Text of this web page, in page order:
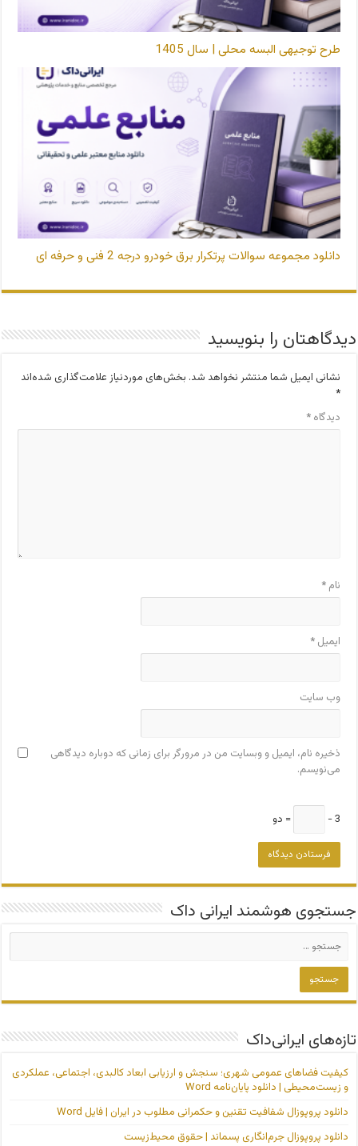
طرح توجیهی البسه محلی | سال 1405
دانلود مجموعه سوالات پرتکرار برق خودرو درجه 2 فنی و حرفه ای
دیدگاهتان را بنویسید
نشانی ایمیل شما منتشر نخواهد شد. بخش‌های موردنیاز علامت‌گذاری شده‌اند
*
دیدگاه*
نام*
ایمیل*
وب‌ سایت
ذخیره نام، ایمیل و وبسایت من در مرورگر برای زمانی که دوباره دیدگاهی
می‌نویسم.
3 − = دو
جستجوی هوشمند ایرانی داک
تازه‌های ایرانی‌داک
کیفیت فضاهای عمومی شهری؛ سنجش و ارزیابی ابعاد کالبدی، اجتماعی، عملکردی
و زیست‌محیطی | دانلود پایان‌نامه Word
دانلود پروپوزال شفافیت تقنین و حکمرانی مطلوب در ایران | فایل Word
دانلود پروپوزال جرم‌انگاری پسماند | حقوق محیط‌زیست